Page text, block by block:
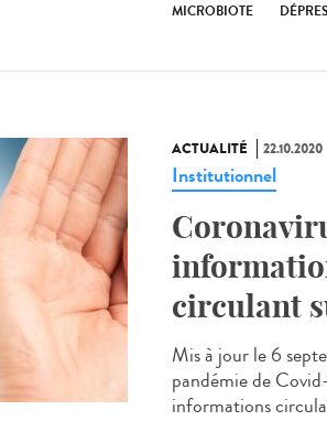
MICROBIOTE
ACTUALITÉ 22.10.2020
Institutionnel
circulant
Mis à jour le 6
pandémie de
informations